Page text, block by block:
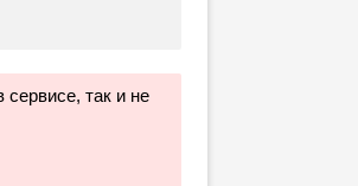
так и не